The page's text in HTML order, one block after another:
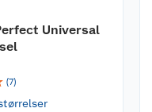
Universal
(7)